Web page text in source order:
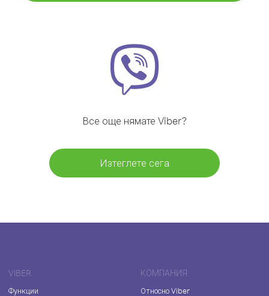
Все още нямате Viber?
Изтеглете сега
VIBER
Функции
КОМПАНИЯ
Относно Viber